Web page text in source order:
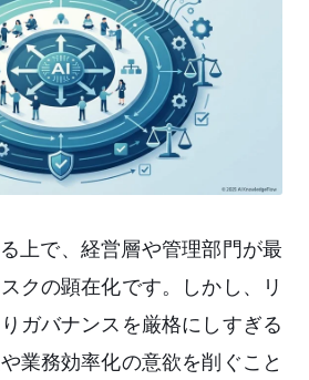
上で、経営層や管理部門が最
クの顕在化です。しかし、リ
ガバナンスを厳格にしすぎる
業務効率化の意欲を削ぐこと